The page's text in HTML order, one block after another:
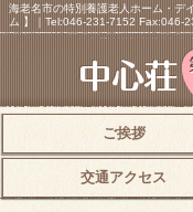
海老名市の特別養護老人ホーム・デ
ム 】｜Tel:046-231-7152 Fax:046-
ご挨拶
交通アクセス